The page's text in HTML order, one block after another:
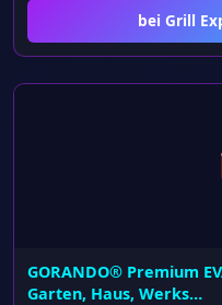
bei Grill
GORANDO® Premium
Garten, Haus, Werks…